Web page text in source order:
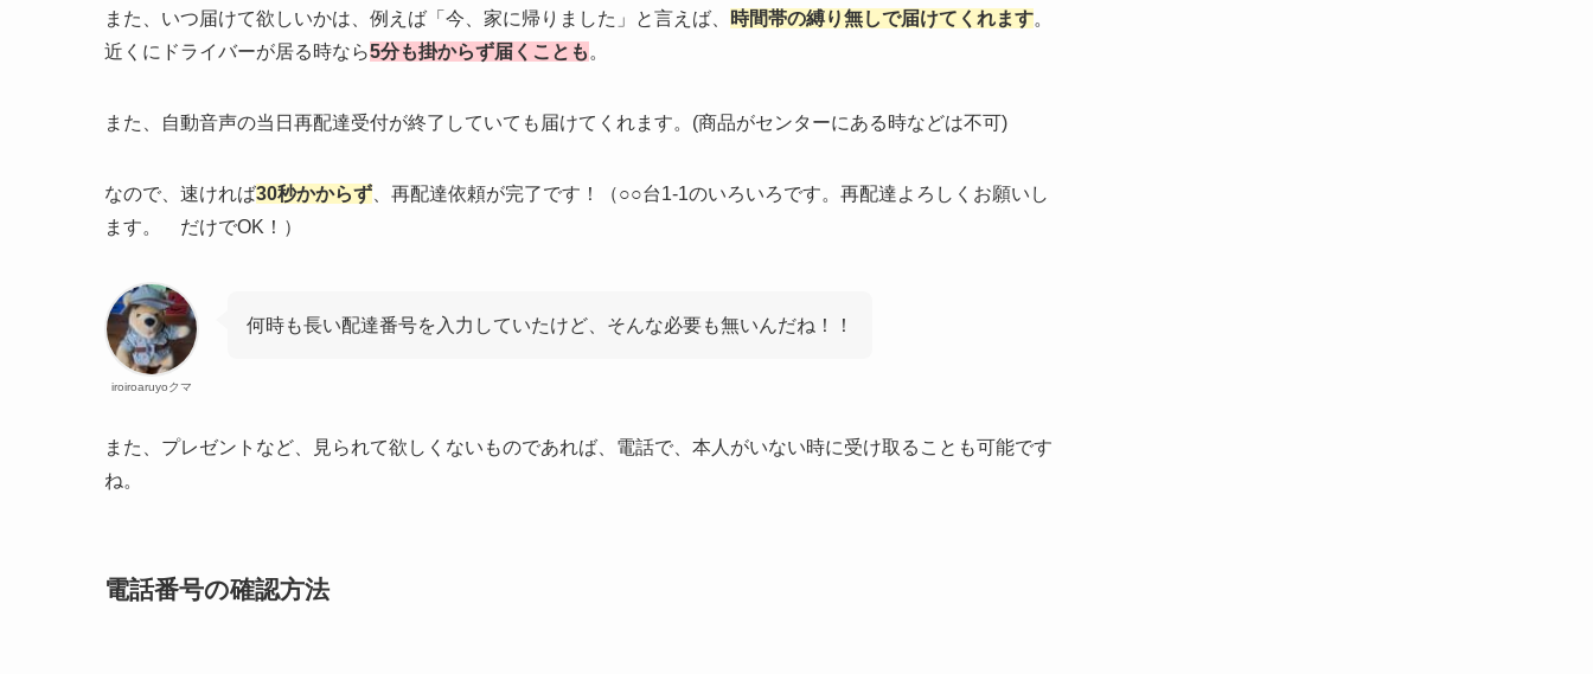
また、いつ届けて欲しいかは、例えば「今、家に帰りました」と言えば、 時間帯の縛り無しで届けてくれます。
近くにドライバーが居る時なら5分も掛からず届くことも 。
また、自動音声の当日再配達受付が終了していても届けてくれます。(商品がセンターにある時などは不可)
なので、速ければ30秒かからず 、再配達依頼が完了です！（○○台1-1のいろいろです。再配達よろしくお願いし
ます。 だけでOK！）
iroiroaruyoクマ
何時も長い配達番号を入力していたけど、そんな必要も無いんだね！！
また、プレゼントなど、見られて欲しくないものであれば、電話で、本人がいない時に受け取ることも可能です
ね。
電話番号の確認方法